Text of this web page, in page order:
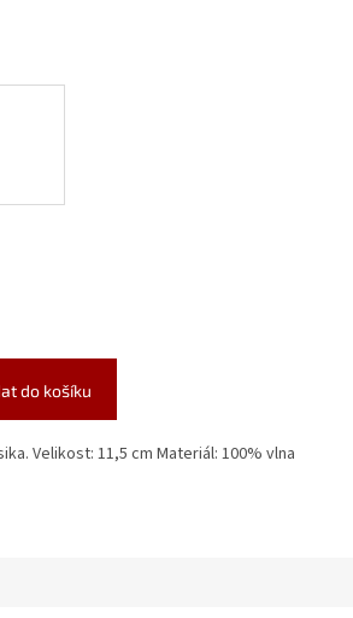
do košíku
Velikost: 11,5 cm Materiál: 100% vlna